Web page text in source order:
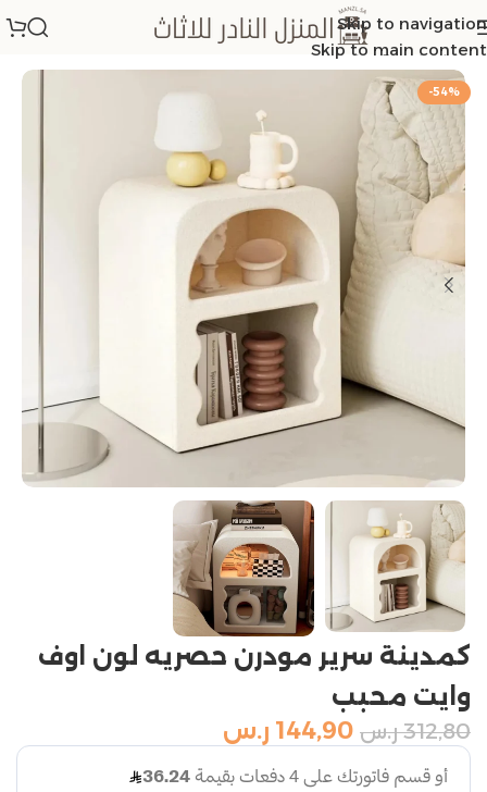
Skip to navigation
Skip to main content
الرئيسية/كومدينو
-54%
كمدينة سرير مودرن حصريه لون اوف
وايت محبب
312,80 ر.س 144,90 ر.س